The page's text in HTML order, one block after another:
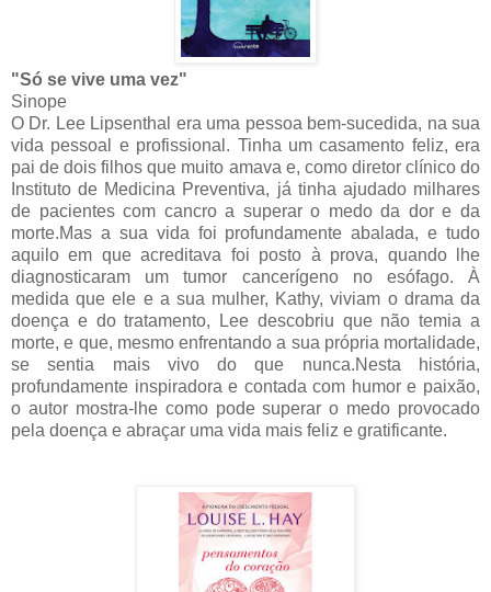
"Só se vive uma vez"
Sinope
O Dr. Lee Lipsenthal era uma pessoa bem-sucedida, na sua
vida pessoal e profissional. Tinha um casamento feliz, era
pai de dois filhos que muito amava e, como diretor clínico do
Instituto de Medicina Preventiva, já tinha ajudado milhares
de pacientes com cancro a superar o medo da dor e da
morte.Mas a sua vida foi profundamente abalada, e tudo
aquilo em que acreditava foi posto à prova, quando lhe
diagnosticaram um tumor cancerígeno no esófago. À
medida que ele e a sua mulher, Kathy, viviam o drama da
doença e do tratamento, Lee descobriu que não temia a
morte, e que, mesmo enfrentando a sua própria mortalidade,
se sentia mais vivo do que nunca.Nesta história,
profundamente inspiradora e contada com humor e paixão,
o autor mostra-lhe como pode superar o medo provocado
pela doença e abraçar uma vida mais feliz e gratificante.